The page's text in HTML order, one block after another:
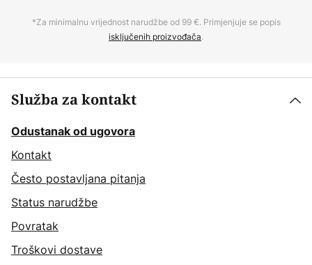
*Za minimalnu vrijednost narudžbe od 99 €. Primjenjuje se popis
isključenih proizvođača.
Služba za kontakt
Odustanak od ugovora
Kontakt
Često postavljana pitanja
Status narudžbe
Povratak
Troškovi dostave